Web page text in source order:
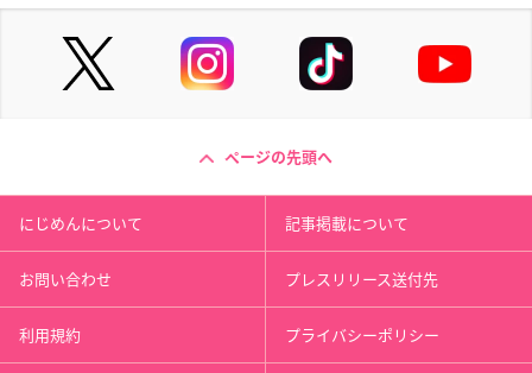
ページの先頭へ
にじめんについて 記事掲載について
お問い合わせ プレスリリース送付先
利用規約 プライバシーポリシー